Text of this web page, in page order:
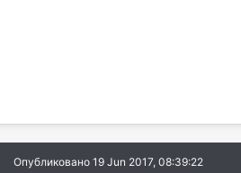
Опубликовано 19 Jun 2017, 08:39:22